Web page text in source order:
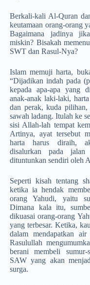
Berkali-kali Al-Quran
keutamaan orang-orang
Bagaimana jadinya
miskin? Bisakah
SWT dan Rasul-Nya?
Islam memuji harta,
“Dijadikan indah pada
kepada apa-apa yang
anak-anak laki-laki,
dan perak, kuda pilihan,
sawah ladang. Itulah ke
sisi Allah-lah tempat
Artinya, ayat tersebut
harta harus diraih,
disalurkan pada
dituntunkan sendiri oleh
Seperti kisah tentang
ketika ia hendak
orang Yahudi, yaitu
Dimana kala itu,
dikuasai orang-orang
yang terbesar. Ketika,
dalam mendapatkan
Rasulullah
berani membeli
SAW yang akan
surga.